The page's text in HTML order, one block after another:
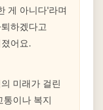
게 아니다'라며
하겠다고
어요.
미래가 걸린
통이나 복지